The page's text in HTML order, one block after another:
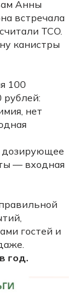
Анны
встречала
TCO.
канистры
100
рублей:
нет
дозирующее
— входная
гостей и
год.